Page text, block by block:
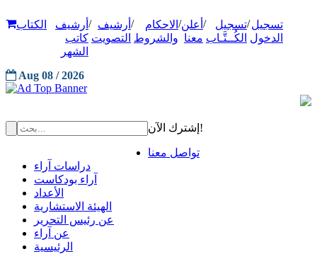
تسجيل
الدخول
/تسجيل
الكُــتَّـاب
/ أعلن
معنا
/ الاحكام
والشروط
/ أرشيف
التصويت
/ أرشيف
كاتب
الشهر
الكتاب
Aug 08 / 2026
إشترك الآن!
تواصل معنا
دراسات آراء
آراء بودكاست
الأعداد
الهيئة الاستشارية
عن رئيس التحرير
عن آراء
الرئيسية